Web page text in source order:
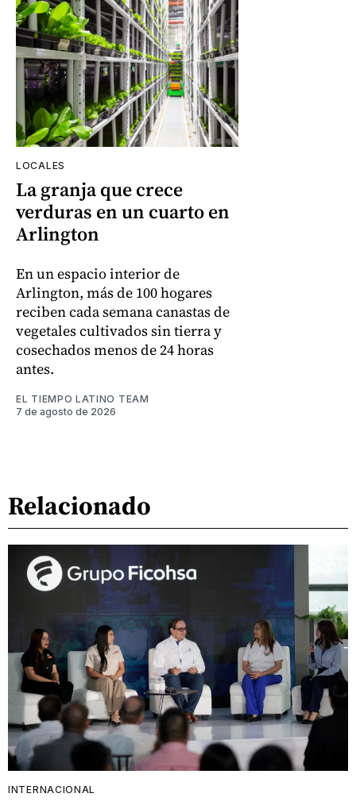
LOCALES
La granja que crece
verduras en un cuarto en
Arlington
En un espacio interior de
Arlington, más de 100 hogares
reciben cada semana canastas de
vegetales cultivados sin tierra y
cosechados menos de 24 horas
antes.
EL TIEMPO LATINO TEAM
7 de agosto de 2026
Relacionado
INTERNACIONAL